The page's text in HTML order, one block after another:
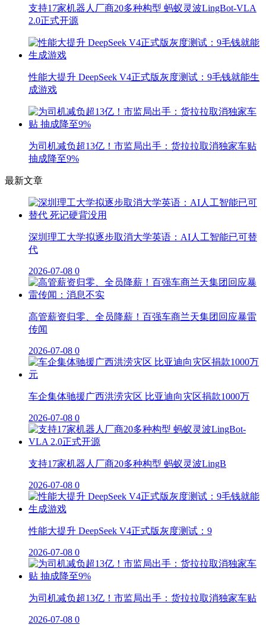
支持17家机器人厂商20多种构型 蚂蚁灵波LingBot-VLA
2.0正式开源
性能大提升 DeepSeek V4正式版灰度测试：9毛钱就能生
成游戏
为司机减负超13亿！市监局出手：货拉拉取消独家车贴
抽成降至9%
最新文章
深圳理工大学拟逐步取消大学英语：AI人工智能已可替
代
2026-07-08 0
高管薪资归零、全员降薪！百强车商兰天集团回应暴雷
传闻
2026-07-08 0
车企集体驰援广西洪涝灾区 比亚迪向灾区捐款1000万
2026-07-08 0
支持17家机器人厂商20多种构型 蚂蚁灵波LingB
2026-07-08 0
性能大提升 DeepSeek V4正式版灰度测试：9
2026-07-08 0
为司机减负超13亿！市监局出手：货拉拉取消独家车贴
2026-07-08 0